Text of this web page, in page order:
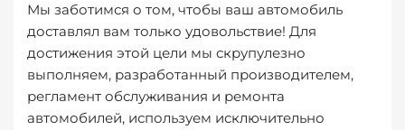
Мы заботимся о том, чтобы ваш автомобиль
доставлял вам только удовольствие! Для
достижения этой цели мы скрупулезно
выполняем, разработанный производителем,
регламент обслуживания и ремонта
автомобилей, используем исключительно